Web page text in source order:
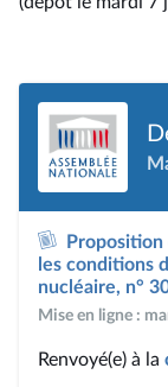
les conditions
nucléaire, n°
Mise en ligne :
Renvoyé(e) à la